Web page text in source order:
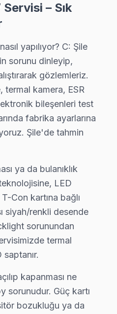
Şile'de Doğru Adres
dahil Anadolu Yakası'nın
14 36 — Şile'ye aynı gün
Şile – Teknik
Şile'de yaşandığında, Şile
Şile bölgesine ayrılan teknisyen
içinde aynı arızanın
ekran kararması,
Servis'i tercih edenler,
bir husus: Şile bölgesinde
yıllardır süregelen bir
çizgili ekran belirtileri Şile
değişimi bu olduğunda hem eski
alacağınız garanti
TV arızaları,
– Sık
yapılıyor? C: Şile
sorunu dinleyip,
gözlemleriz.
termal kamera, ESR
bileşenleri test
fabrika ayarlarına
Şile'de tahmin
ya da bulanıklık
LED
Con kartına bağlı
siyah/renkli desende
sorunundan
termal
kapanması ne
sorunudur. Güç kartı
bozukluğu ya da